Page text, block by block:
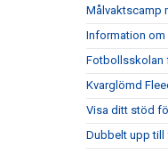
Målvaktscamp
Information
Fotbollsskolan
Kvarglömd
Visa ditt stöd
Dubbelt upp till